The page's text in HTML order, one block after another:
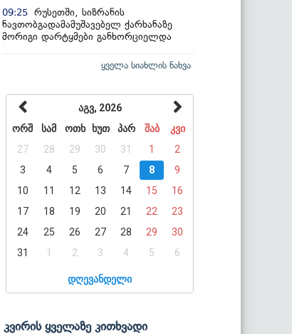
09:25 რუსეთში, სიზრანის
ნავთობგადამამუშავებელ ქარხანაზე
მორიგი დარტყმები განხორციელდა
ყველა სიახლის ნახვა
აგვ, 2026
ორშ
სამ ოთხ ხუთ პარ შაბ
კვი
27
28 29 30 31 1
2
3
4 5 6 7 8
9
10
11 12 13 14 15
16
17
18 19 20 21 22
23
24
25 26 27 28 29
30
31
1 2 3 4 5 6
დღევანდელი
კვირის ყველაზე კითხვადი